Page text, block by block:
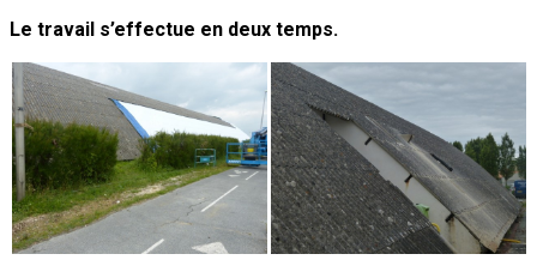
Le travail s’effectue en deux temps.